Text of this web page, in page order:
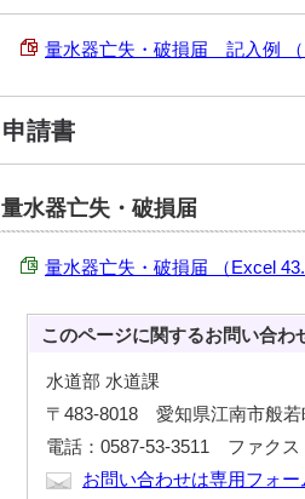
量水器亡失・破損届 記入例 （
申請書
量水器亡失・破損届
量水器亡失・破損届 （Excel
このページに関するお問い合わ
水道部 水道課
〒483-8018 愛知県江南市般若
電話：0587-53-3511 ファクス
お問い合わせは専用フォー